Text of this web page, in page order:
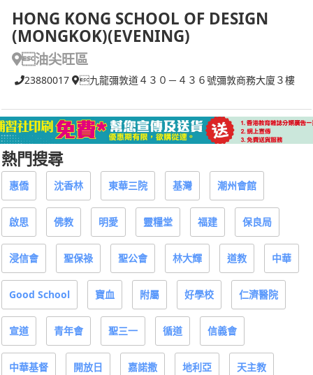
HONG KONG SCHOOL OF DESIGN
(MONGKOK)(EVENING)
油尖旺區
23880017 九龍彌敦道４３０－４３６號彌敦商務大廈３樓
熱門搜尋
惠僑 沈香林 東華三院 基灣 潮州會館
啟思 佛教 明愛 靈糧堂 福建 保良局
浸信會 聖保祿 聖公會 林大輝 道教 中華
Good School 寶血 附屬 好學校 仁濟醫院
宣道 青年會 聖三一 循道 信義會
中華基督 開放日 嘉諾撒 地利亞 天主教